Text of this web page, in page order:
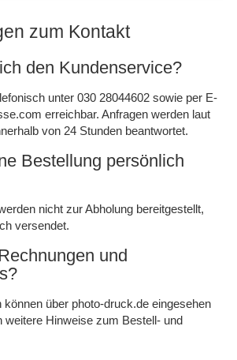
zum Kontakt
den Kundenservice?
unter 030 28044602 sowie per E-
erreichbar. Anfragen werden laut
von 24 Stunden beantwortet.
Bestellung persönlich
nicht zur Abholung bereitgestellt,
versendet.
und
können über photo-druck.de eingesehen
weitere Hinweise zum Bestell- und